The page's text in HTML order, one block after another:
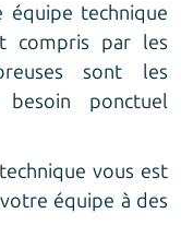
équipe technique
compris par les
sont les
ponctuel
vous est
équipe à des